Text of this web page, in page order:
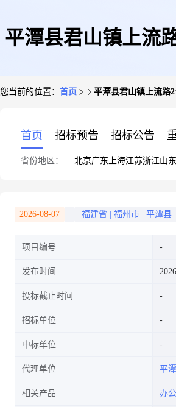
平潭县君山镇上流
您当前的位置： 首页 平潭县君山镇上流路
首页 招标预告 招标公告
省份地区： 北京广东 上海江苏浙江山东
2026-08-07 福建省 福州市 平潭县
项目编号
发布时间
投标截止时间
招标单位
中标单位
代理单位 平
相关产品 办